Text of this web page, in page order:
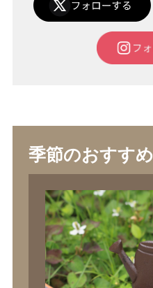
季節のおすす